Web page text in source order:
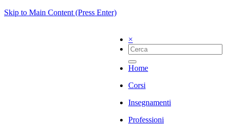
Skip to Main Content (Press Enter)
×
Home
Corsi
Insegnamenti
Professioni